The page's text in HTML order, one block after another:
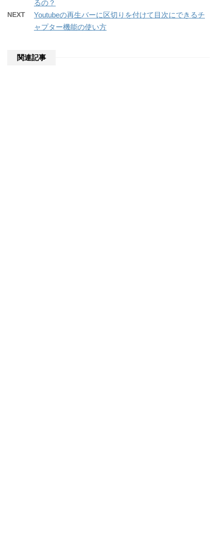
るの？
NEXT
Youtubeの再生バーに区切りを付けて目次にできるチ
ャプター機能の使い方
関連記事